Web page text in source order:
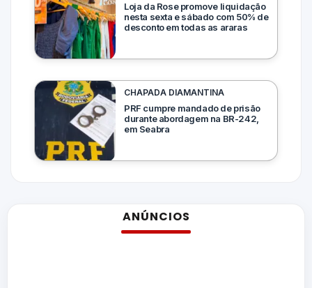
Loja da Rose promove liquidação
nesta sexta e sábado com 50% de
desconto em todas as araras
CHAPADA DIAMANTINA
PRF cumpre mandado de prisão
durante abordagem na BR-242,
em Seabra
ANÚNCIOS